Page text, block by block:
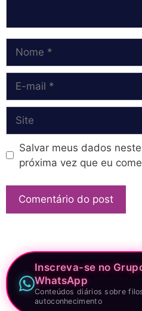
mail
Salvar meus dados
próxima vez que eu
Inscreva-se no
WhatsApp
Conteúdos diários sobre
autoconhecimento